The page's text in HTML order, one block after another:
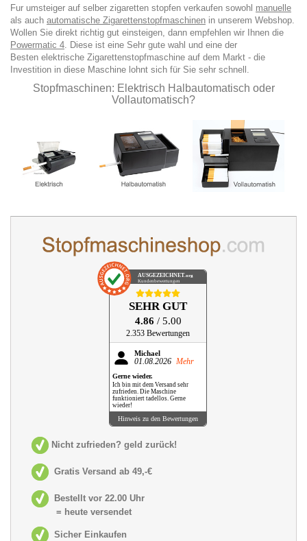
Fur umsteiger auf selber zigaretten stopfen verkaufen sowohl manuelle
als auch automatische Zigarettenstopfmaschinen in unserem Webshop.
Wollen Sie direkt richtig gut einsteigen, dann empfehlen wir Ihnen die
Powermatic 4. Diese ist eine Sehr gute wahl und eine der
Besten elektrische Zigarettenstopfmaschine auf dem Markt - die
Investition in diese Maschine lohnt sich für Sie sehr schnell.
Stopfmaschinen: Elektrisch Halbautomatisch oder
Vollautomatisch?
AUSGEZEICHNET.org
Kundenbewertungen
SEHR GUT
4.86 / 5.00
2.353 Bewertungen
Michael
01.08.2026 Mehr
Gerne wieder.
Ich bin mit dem Versand sehr
zufrieden. Die Maschine
funktioniert tadellos. Gerne
wieder!
Hinweis zu den Bewertungen
Nicht zufrieden? geld zurück!
Gratis Versand ab 49,-€
Bestellt vor 22.00 Uhr
= heute versendet
Sicher Einkaufen